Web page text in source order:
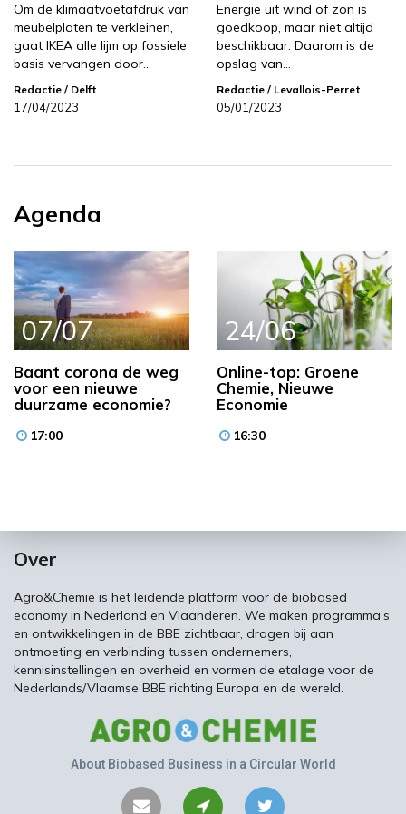
Om de klimaatvoetafdruk van
meubelplaten te verkleinen,
gaat IKEA alle lijm op fossiele
basis vervangen door…
Redactie / Delft
17/04/2023
Energie uit wind of zon is
goedkoop, maar niet altijd
beschikbaar. Daarom is de
opslag van…
Redactie / Levallois-Perret
05/01/2023
Agenda
07/07
Baant corona de weg
voor een nieuwe
duurzame economie?
17:00
24/06
Online-top: Groene
Chemie, Nieuwe
Economie
16:30
Over
Agro&Chemie is het leidende platform voor de biobased
economy in Nederland en Vlaanderen. We maken programma’s
en ontwikkelingen in de BBE zichtbaar, dragen bij aan
ontmoeting en verbinding tussen ondernemers,
kennisinstellingen en overheid en vormen de etalage voor de
Nederlands/Vlaamse BBE richting Europa en de wereld.
About Biobased Business in a Circular World